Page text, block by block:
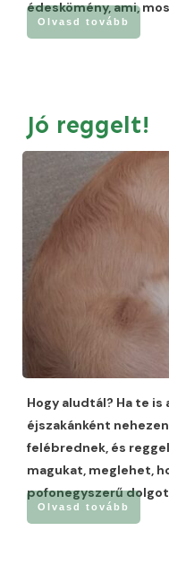
édeskömény, ami,
Olvasd tovább
Jó reggelt!
Hogy aludtál? Ha te
éjszakánként
felébrednek, és
magukat, meglehet,
pofonegyszerű
Olvasd tovább